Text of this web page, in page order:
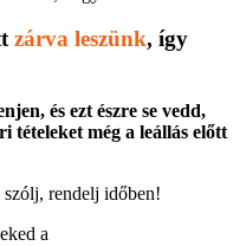
zárva leszünk, így
és ezt észre se vedd,
tételeket még a leállás előtt
rendelj időben!
a